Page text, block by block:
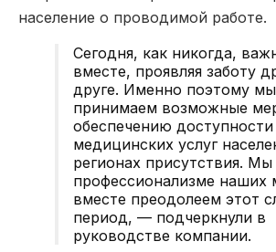
население о проводимой работе.
Сегодня, как никогда,
вместе, проявляя заботу
друге. Именно поэтому мы
принимаем возможные
обеспечению доступности
медицинских услуг
регионах присутствия.
профессионализме наших
вместе преодолеем этот
период, — подчеркнули в
руководстве компании.